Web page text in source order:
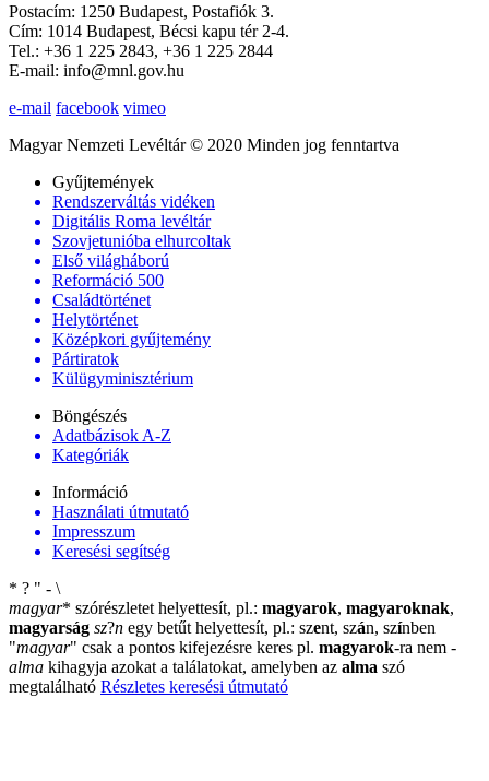
Postacím: 1250 Budapest, Postafiók 3.
Cím: 1014 Budapest, Bécsi kapu tér 2-4.
Tel.: +36 1 225 2843, +36 1 225 2844
E-mail: info@mnl.gov.hu
e-mail facebook vimeo
Magyar Nemzeti Levéltár © 2020 Minden jog fenntartva
Gyűjtemények
Rendszerváltás vidéken
Digitális Roma levéltár
Szovjetunióba elhurcoltak
Első világháború
Reformáció 500
Családtörténet
Helytörténet
Középkori gyűjtemény
Pártiratok
Külügyminisztérium
Böngészés
Adatbázisok A-Z
Kategóriák
Információ
Használati útmutató
Impresszum
Keresési segítség
* ? " - \
magyar* szórészletet helyettesít, pl.: magyarok, magyaroknak,
magyarság sz?n egy betűt helyettesít, pl.: szent, szán, színben
"magyar" csak a pontos kifejezésre keres pl. magyarok-ra nem -
alma kihagyja azokat a találatokat, amelyben az alma szó
megtalálható Részletes keresési útmutató